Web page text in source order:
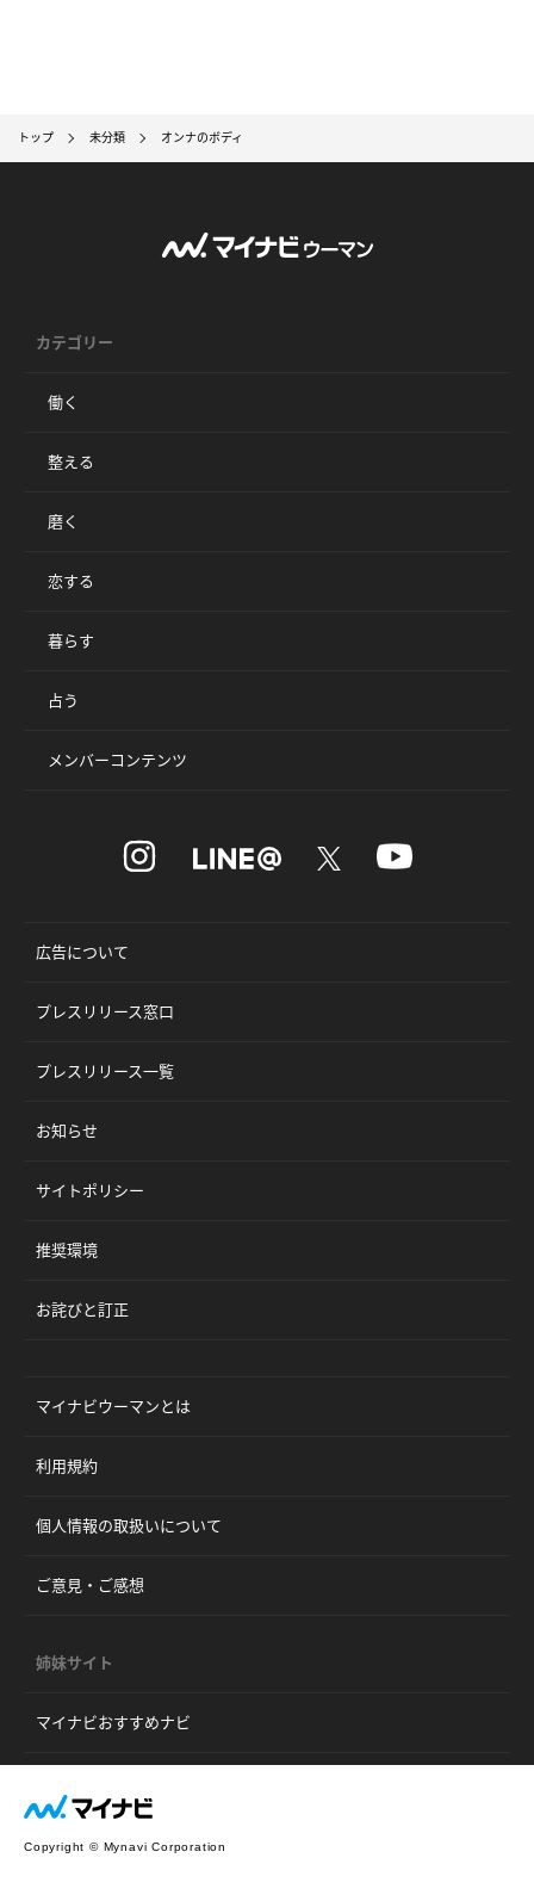
トップ 未分類 オンナのボディ
カテゴリー
働く
整える
磨く
恋する
暮らす
占う
メンバーコンテンツ
広告について
プレスリリース窓口
プレスリリース一覧
お知らせ
サイトポリシー
推奨環境
お詫びと訂正
マイナビウーマンとは
利用規約
個人情報の取扱いについて
ご意見・ご感想
姉妹サイト
マイナビおすすめナビ
Copyright © Mynavi Corporation